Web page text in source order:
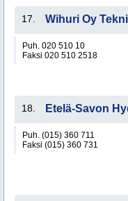
17. Wihuri Oy
Puh. 020 510 10
Faksi 020 510 2518
18. Etelä-Savon
Puh. (015) 360 711
Faksi (015) 360 731